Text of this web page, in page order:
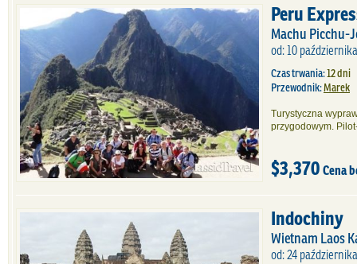
Peru
Machu Picchu-
od: 10
Czas trwania:12 dni
Przewodnik:Marek
Turystyczna
przygodowym.
$3,370 Cena
Indochiny
Wietnam Laos
od: 24